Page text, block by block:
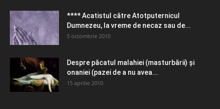
**** Acatistul către Atotputernicul
Dumnezeu, la vreme de necaz sau de...
5 octombrie 2010
Despre păcatul malahiei (masturbării) şi
onaniei (pazei de a nu avea...
15 aprilie 2010